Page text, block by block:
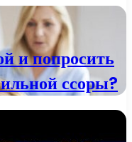
и попросить
ссоры?